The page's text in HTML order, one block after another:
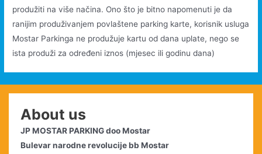
produžiti na više načina. Ono što je bitno napomenuti je da
ranijim produživanjem povlaštene parking karte, korisnik usluga
Mostar Parkinga ne produžuje kartu od dana uplate, nego se
ista produži za određeni iznos (mjesec ili godinu dana)
About us
JP MOSTAR PARKING doo Mostar
Bulevar narodne revolucije bb Mostar